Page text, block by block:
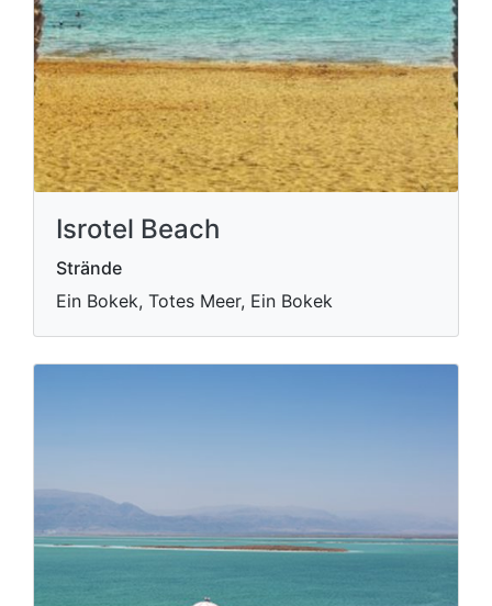
Isrotel Beach
Strände
Ein Bokek, Totes Meer, Ein Bokek